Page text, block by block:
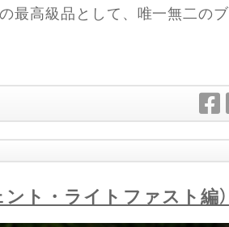
最高級品として、唯一無二のブ
ト・ライトファスト編）